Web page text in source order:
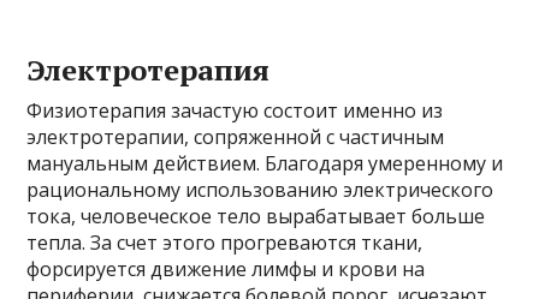
Электротерапия
Физиотерапия зачастую состоит именно из
электротерапии, сопряженной с частичным
мануальным действием. Благодаря умеренному и
рациональному использованию электрического
тока, человеческое тело вырабатывает больше
тепла. За счет этого прогреваются ткани,
форсируется движение лимфы и крови на